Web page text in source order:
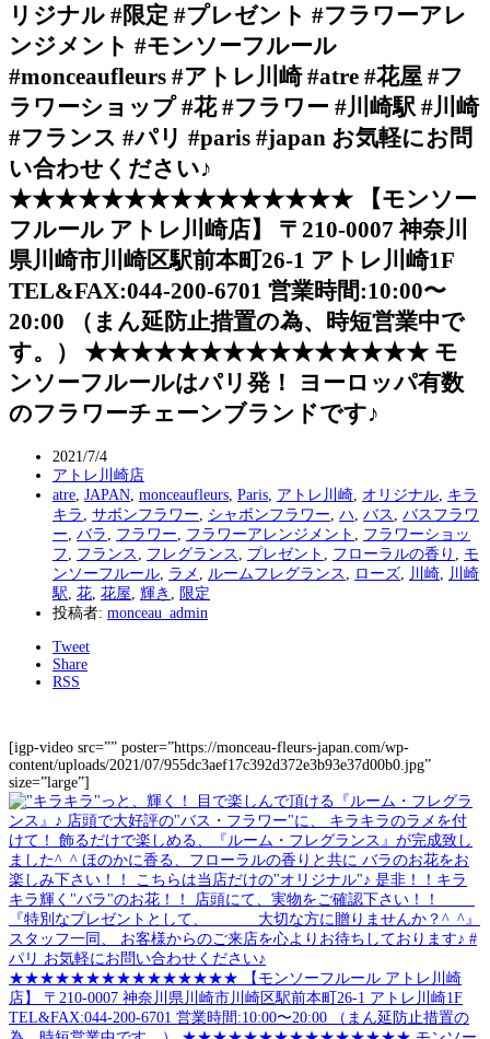
リジナル #限定 #プレゼント #フラワーアレ
ンジメント #モンソーフルール
#monceaufleurs #アトレ川崎 #atre #花屋 #フ
ラワーショップ #花 #フラワー #川崎駅 #川崎
#フランス #パリ #paris #japan お気軽にお問
い合わせください♪
★★★★★★★★★★★★★★★ 【モンソー
フルール アトレ川崎店】 〒210-0007 神奈川
県川崎市川崎区駅前本町26-1 アトレ川崎1F
TEL&FAX:044-200-6701 営業時間:10:00〜
20:00 （まん延防止措置の為、時短営業中で
す。） ★★★★★★★★★★★★★★★ モ
ンソーフルールはパリ発！ ヨーロッパ有数
のフラワーチェーンブランドです♪
2021/7/4
アトレ川崎店
atre JAPAN monceaufleurs Paris アトレ川崎 オリジナル キラ
キラ
サボンフラワー シャボンフラワー ハ バス
バスフラワ
ー バラ フラワー フラワーアレンジメント
フラワーショッ
フ
フランス フレグランス プレゼント フローラルの香り
モ
ンソーフルール ラメ ルームフレグランス ローズ 川崎
川崎
駅 花 花屋 輝き
限定
投稿者: monceau_admin
Tweet
Share
RSS
[igp-video src=”” poster=”https://monceau-fleurs-japan.com/wp-
content/uploads/2021/07/955dc3aef17c392d372e3b93e37d00b0.jpg”
size=”large”]